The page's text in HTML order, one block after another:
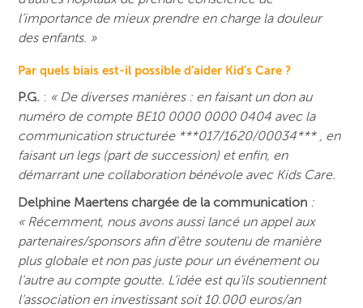
l’importance de mieux prendre en charge la douleur
des enfants. »
Par quels biais est-il possible d’aider Kid’s Care ?
P.G. : « De diverses manières : en faisant un don au
numéro de compte BE10 0000 0000 0404 avec la
communication structurée ***017/1620/00034*** , en
faisant un legs (part de succession) et enfin, en
démarrant une collaboration bénévole avec Kids Care.
Delphine Maertens chargée de la communication :
« Récemment, nous avons aussi lancé un appel aux
partenaires/sponsors afin d’être soutenu de manière
plus globale et non pas juste pour un événement ou
l’autre au compte goutte. L’idée est qu’ils soutiennent
l’association en investissant soit 10.000 euros/an